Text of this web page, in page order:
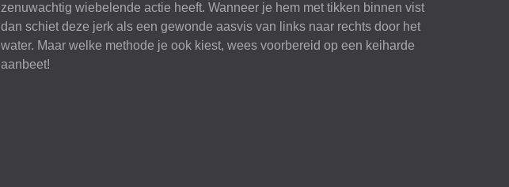
zenuwachtig wiebelende actie heeft. Wanneer je hem met tikken binnen vist
dan schiet deze jerk als een gewonde aasvis van links naar rechts door het
water. Maar welke methode je ook kiest, wees voorbereid op een keiharde
aanbeet!